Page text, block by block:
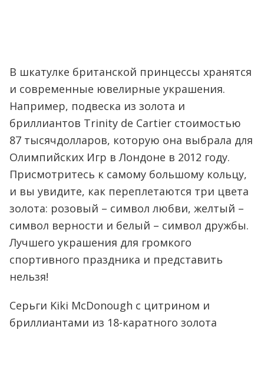
В шкатулке британской принцессы хранятся
и современные ювелирные украшения.
Например, подвеска из золота и
бриллиантов Trinity de Cartier стоимостью
87 тысячдолларов, которую она выбрала для
Олимпийских Игр в Лондоне в 2012 году.
Присмотритесь к самому большому кольцу,
и вы увидите, как переплетаются три цвета
золота: розовый – символ любви, желтый –
символ верности и белый – символ дружбы.
Лучшего украшения для громкого
спортивного праздника и представить
нельзя!
Серьги Kiki McDonough с цитрином и
бриллиантами из 18-каратного золота